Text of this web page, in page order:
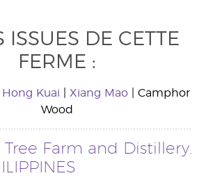
ISSUES DE CETTE
FERME :
Hong Kuai Xiang Mao| Camphor
Wood
Tree Farm and Distillery.